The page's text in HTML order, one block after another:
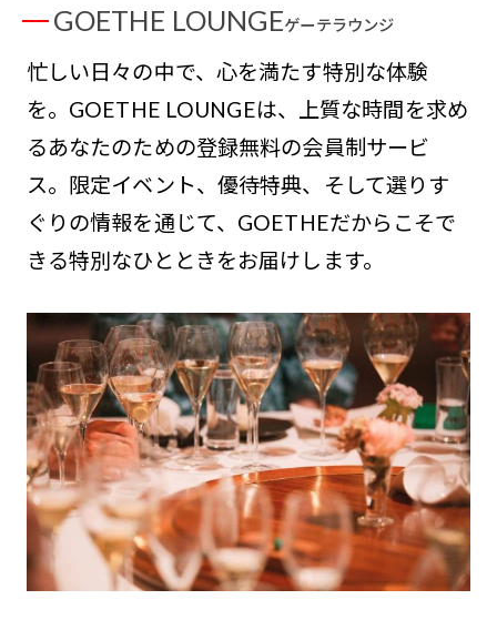
GOETHE LOUNGEゲーテラウンジ
忙しい日々の中で、心を満たす特別な体験
を。GOETHE LOUNGEは、上質な時間を求め
るあなたのための登録無料の会員制サービ
ス。限定イベント、優待特典、そして選りす
ぐりの情報を通じて、GOETHEだからこそで
きる特別なひとときをお届けします。